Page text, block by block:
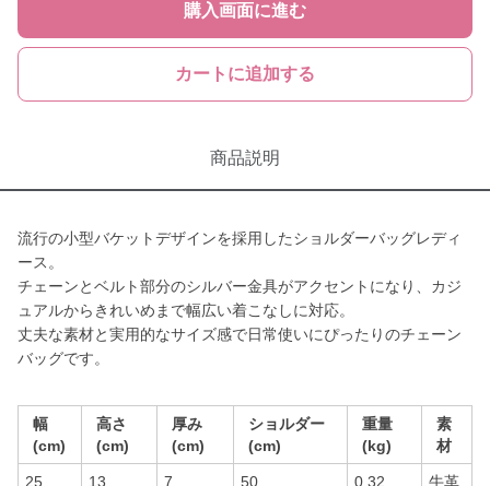
購入画面に進む
カートに追加する
商品説明
流行の小型バケットデザインを採用したショルダーバッグレディ
ース。
チェーンとベルト部分のシルバー金具がアクセントになり、カジ
ュアルからきれいめまで幅広い着こなしに対応。
丈夫な素材と実用的なサイズ感で日常使いにぴったりのチェーン
バッグです。
幅
(cm)
高さ
(cm)
厚み
(cm)
ショルダー
(cm)
重量
(kg)
素
材
25 13 7 50 0.32 牛革